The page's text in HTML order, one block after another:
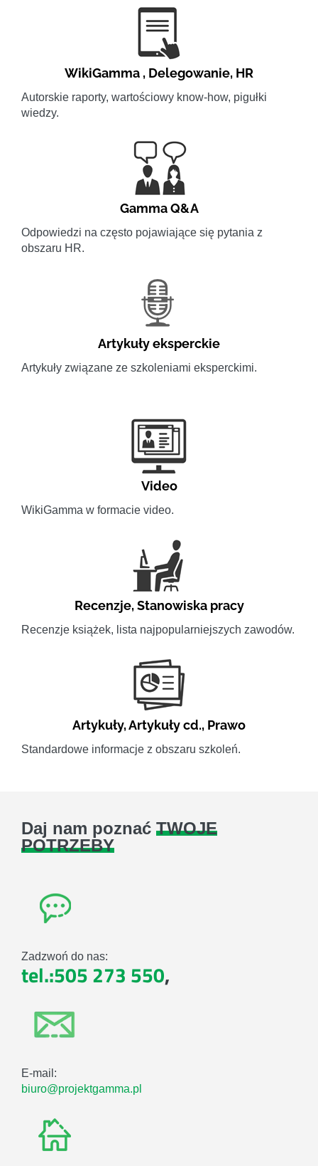
WikiGamma , Delegowanie, HR
Autorskie raporty, wartościowy know-how, pigułki
wiedzy.
Gamma Q&A
Odpowiedzi na często pojawiające się pytania z
obszaru HR.
Artykuły eksperckie
Artykuły związane ze szkoleniami eksperckimi.
Video
WikiGamma w formacie video.
Recenzje,Stanowiska pracy
Recenzje książek, lista najpopularniejszych zawodów.
Artykuły,Artykuły cd., Prawo
Standardowe informacje z obszaru szkoleń.
Daj nam poznać TWOJE
POTRZEBY
Zadzwoń do nas:
tel.:505 273 550,
E-mail:
biuro@projektgamma.pl